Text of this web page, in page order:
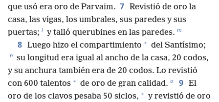
que usó era oro de Parvaim. 7 Revistió de oro la
casa, las vigas, los umbrales, sus paredes y sus
puertas; l y talló querubines en las paredes. m
8 Luego hizo el compartimiento * del Santísimo;
n su longitud era igual al ancho de la casa, 20 codos,
y su anchura también era de 20 codos. Lo revistió
con 600 talentos * de oro de gran calidad. o 9 El
oro de los clavos pesaba 50 siclos, * y revistió de oro